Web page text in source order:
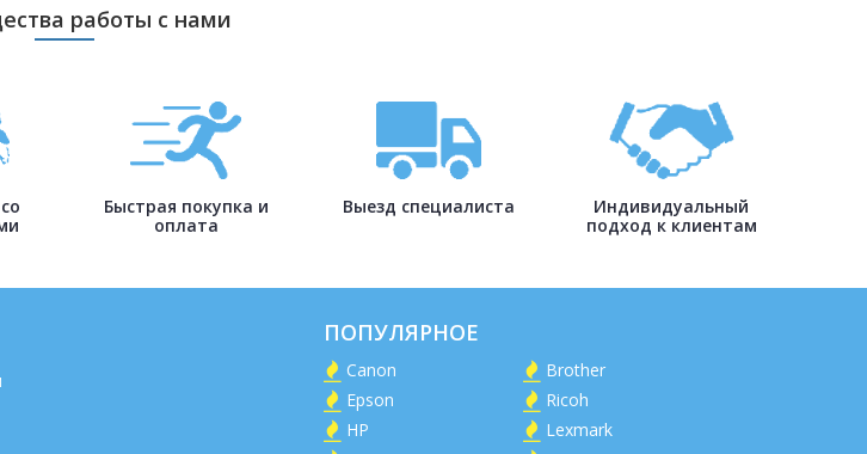
работы с нами
Быстрая покупка и
оплата
Выезд специалиста
Индивидуальный
подход к клиентам
ПОПУЛЯРНОЕ
Canon
Brother
Epson
Ricoh
HP
Lexmark